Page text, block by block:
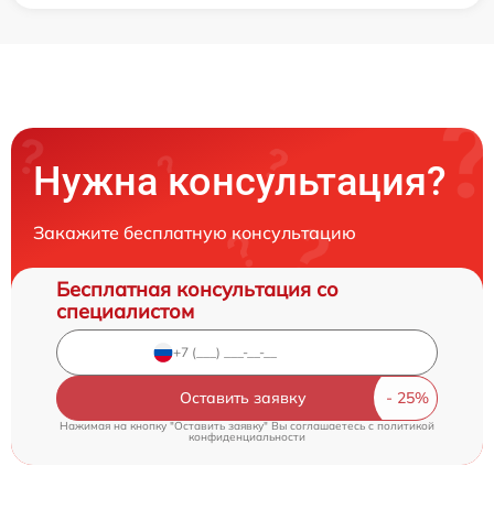
Нужна консультация?
Закажите бесплатную консультацию
Бесплатная консультация со
специалистом
Оставить заявку
Нажимая на кнопку "Оставить заявку" Вы соглашаетесь cполитикой
конфиденциальности